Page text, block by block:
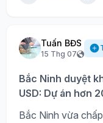
Tuấn BĐS
15 Thg 07
Bắc Ninh duyệt
USD: Dự án hơn
Bắc Ninh vừa